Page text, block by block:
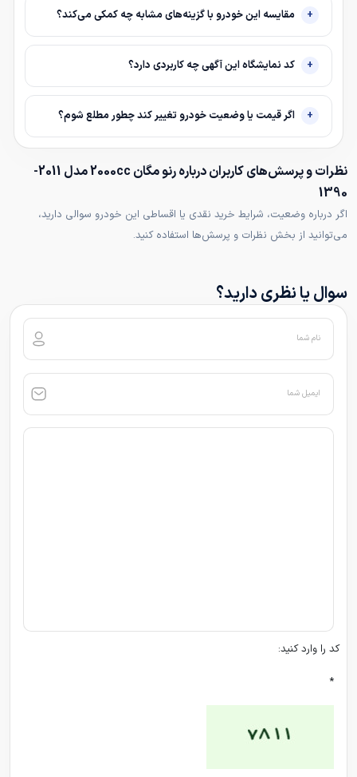
مقایسه این خودرو با گزینه‌های مشابه چه کمکی می‌کند؟
کد نمایشگاه این آگهی چه کاربردی دارد؟
اگر قیمت یا وضعیت خودرو تغییر کند چطور مطلع شوم؟
نظرات و پرسش‌های کاربران درباره رنو مگان 2000cc مدل 2011-
1390
اگر درباره وضعیت، شرایط خرید نقدی یا اقساطی این خودرو سوالی دارید،
می‌توانید از بخش نظرات و پرسش‌ها استفاده کنید.
سوال یا نظری دارید؟
نام شما
ایمیل شما
کد را وارد کنید:
*